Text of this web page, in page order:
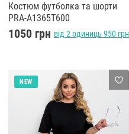
Костюм футболка та шорти
PRA-A1365T600
1050 грн від 2 одиниць 950 грн
NEW